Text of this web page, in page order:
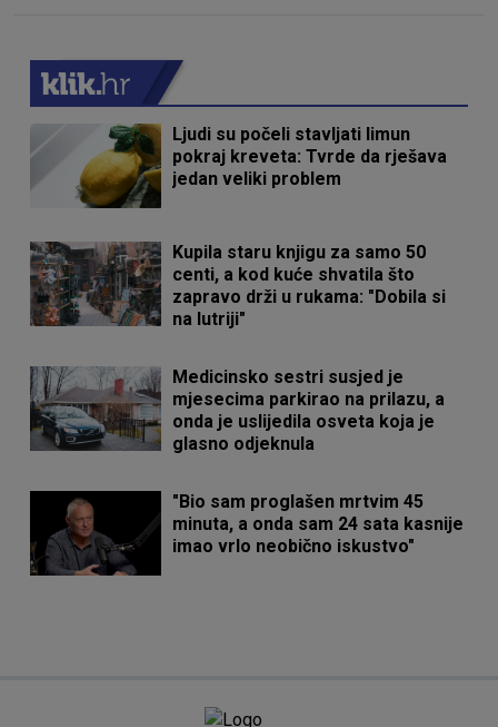
Ljudi su počeli stavljati limun
pokraj kreveta: Tvrde da rješava
jedan veliki problem
Kupila staru knjigu za samo 50
centi, a kod kuće shvatila što
zapravo drži u rukama: "Dobila si
na lutriji"
Medicinsko sestri susjed je
mjesecima parkirao na prilazu, a
onda je uslijedila osveta koja je
glasno odjeknula
"Bio sam proglašen mrtvim 45
minuta, a onda sam 24 sata kasnije
imao vrlo neobično iskustvo"